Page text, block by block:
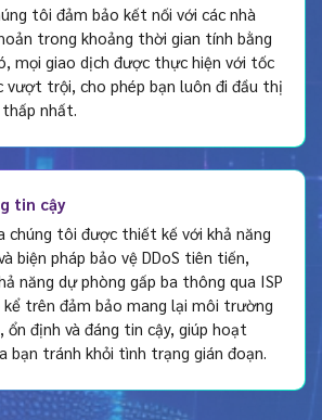
tôi đảm bảo kết nối với các nhà
trong khoảng thời gian tính bằng
mọi giao dịch được thực hiện với tốc
vượt trội, cho phép bạn luôn đi đầu thị
nhất.
tin cậy
chúng tôi được thiết kế với khả năng
biện pháp bảo vệ DDoS tiên tiến,
năng dự phòng gấp ba thông qua ISP
kể trên đảm bảo mang lại môi trường
ổn định và đáng tin cậy, giúp hoạt
bạn tránh khỏi tình trạng gián đoạn.